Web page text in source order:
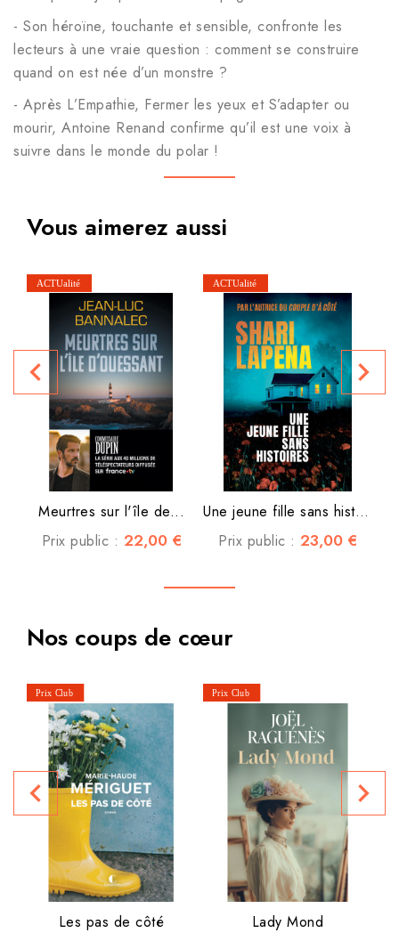
- Son héroïne, touchante et sensible, confronte les
lecteurs à une vraie question : comment se construire
quand on est née d’un monstre ?
- Après L’Empathie, Fermer les yeux et S’adapter ou
mourir, Antoine Renand confirme qu’il est une voix à
suivre dans le monde du polar !
Vous aimerez aussi
Meurtres sur l'île de...
Prix public : 22,00 €
Une jeune fille sans histoire
Prix public : 23,00 €
navigate_before navigate_next
Nos coups de cœur
Les pas de côté Lady Mond
navigate_before navigate_next